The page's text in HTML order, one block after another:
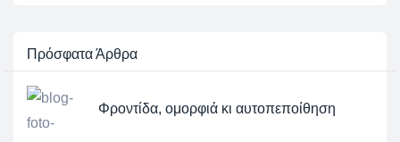
ΠρόσφαταΆρθρα
Φροντίδα, ομορφιά κι αυτοπεποίθηση